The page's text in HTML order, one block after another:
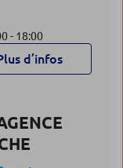
- 18:00
d’infos